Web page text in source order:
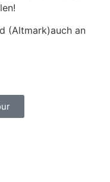
(Altmark)auch an